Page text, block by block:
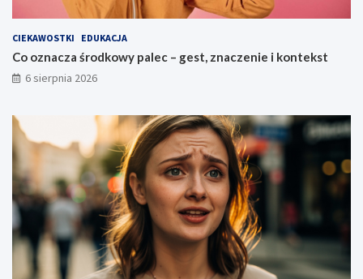
CIEKAWOSTKI EDUKACJA
Co oznacza środkowy palec – gest, znaczenie i kontekst
6 sierpnia 2026